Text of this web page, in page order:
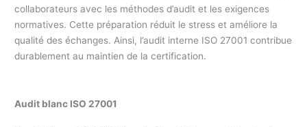
collaborateurs avec les méthodes d’audit et les exigences
normatives. Cette préparation réduit le stress et améliore la
qualité des échanges. Ainsi, l’audit interne ISO 27001 contribue
durablement au maintien de la certification.
Audit blanc ISO 27001